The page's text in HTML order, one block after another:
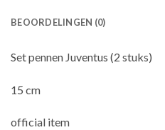
BEOORDELINGEN (0)
Set pennen Juventus (2 stuks)
15 cm
official item